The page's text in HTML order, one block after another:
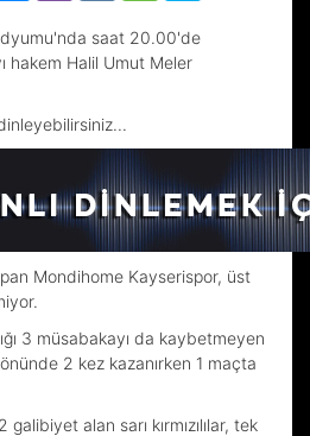
saat 20.00'de
hakem Halil Umut Meler
Mondihome Kayserispor, üst
3 müsabakayı da kaybetmeyen
önünde 2 kez kazanırken 1 maçta
alan sarı kırmızılılar, tek